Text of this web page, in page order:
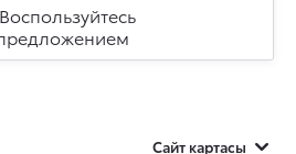
Сайт картасы